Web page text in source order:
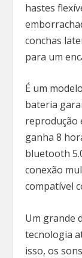
hastes
conchas
para um
É um
bateria
reprodução
ganha 8
bluetooth
conexão
compatível
Um grande
tecnologia
isso, os